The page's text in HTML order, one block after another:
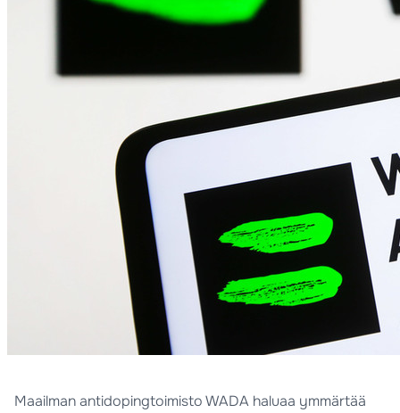
Maailman antidopingtoimisto WADA haluaa ymmärtää